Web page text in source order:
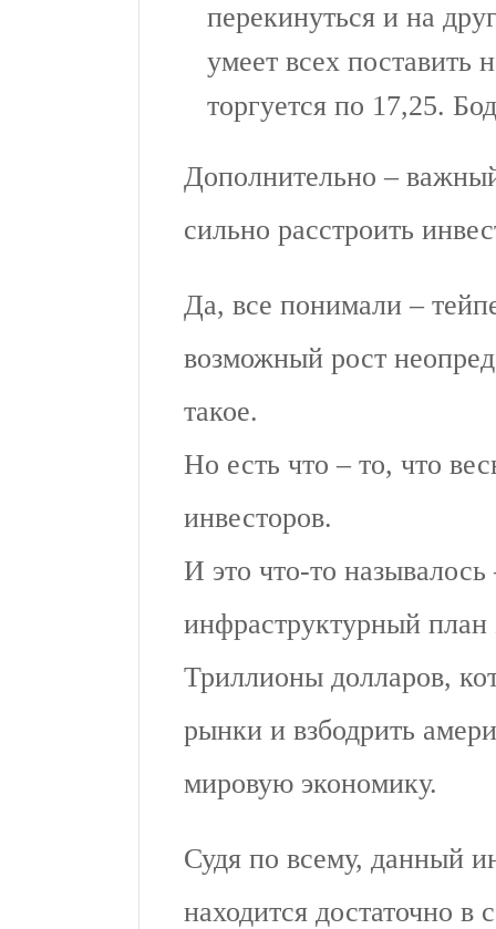
перекинуться и на
умеет всех поставить
торгуется по 17,25.
Дополнительно –
сильно расстроить
Да, все понимали –
возможный рост
такое.
Но есть что – то, что
инвесторов.
И это что-то
инфраструктурный план
Триллионы долларов,
рынки и взбодрить
мировую экономику.
Судя по всему, данный
находится достаточно в